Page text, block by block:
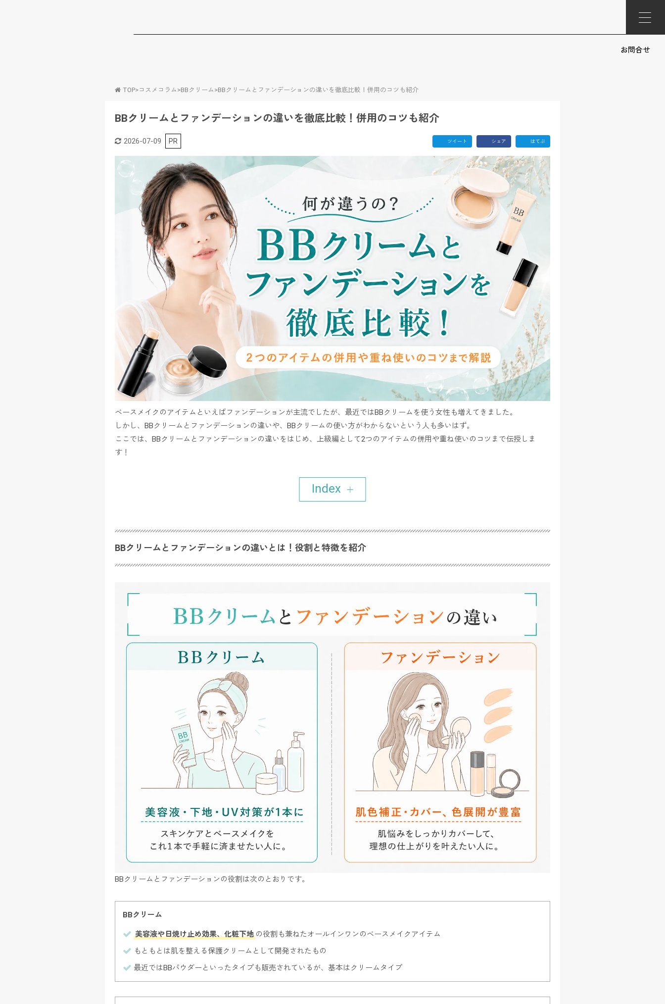
お問合せ
TOP>コスメコラム >BBクリーム >BBクリームとファンデーションの違いを徹底比較！併用のコツも紹介
BBクリームとファンデーションの違いを徹底比較！併用のコツも紹介
2026-07-09 PR ツイート シェア はてぶ
ベースメイクのアイテムといえばファンデーションが主流でしたが、最近ではBBクリームを使う女性も増えてきました。
しかし、BBクリームとファンデーションの違いや、BBクリームの使い方がわからないという人も多いはず。
ここでは、BBクリームとファンデーションの違いをはじめ、上級編として2つのアイテムの併用や重ね使いのコツまで伝授しま
す！
Index
BBクリームとファンデーションの違いとは！役割と特徴を紹介
BBクリームとファンデーションの役割は次のとおりです。
BBクリーム
美容液や日焼け止め効果、化粧下地 の役割も兼ねたオールインワンのベースメイクアイテム
もともとは肌を整える保護クリームとして開発されたもの
最近ではBBパウダーといったタイプも販売されているが、基本はクリームタイプ